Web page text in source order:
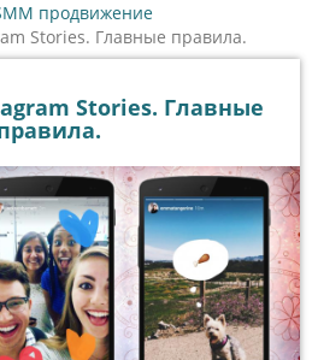
продвижение
Stories. Главные правила.
Stories. Главные